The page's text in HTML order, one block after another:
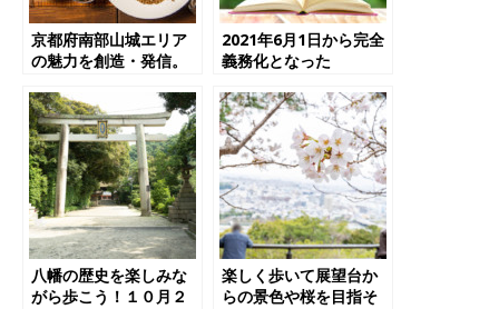
京都府南部山城エリア
の魅力を創造・発信。
ちづくりプロジェクト
「HEALATHO / ヘラ
ソ」が始動！
2021年6月1日から完全
義務化となった
て？
八幡の歴史を楽しみな
がら歩こう！１０月２
楽しく歩いて展望台か
らの景色や桜を目指そ